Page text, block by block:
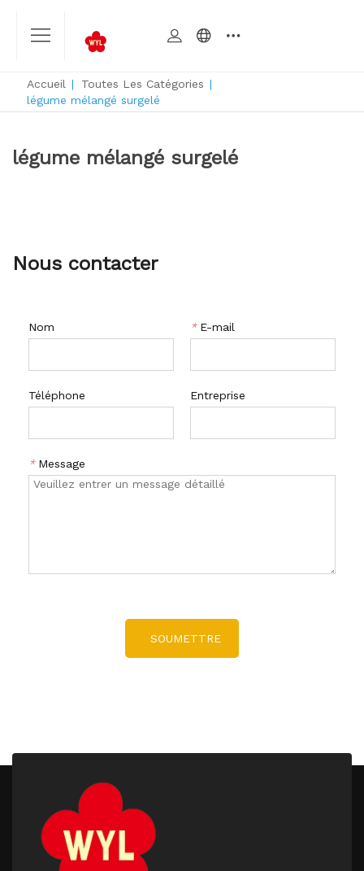
Accueil | Toutes Les Catégories |
légume mélangé surgelé
légume mélangé surgelé
Nous contacter
Nom * E-mail
Téléphone Entreprise
* Message
SOUMETTRE